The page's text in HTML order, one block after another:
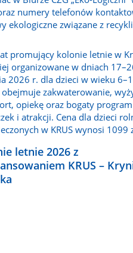
letnie 2026 z
KRUS –